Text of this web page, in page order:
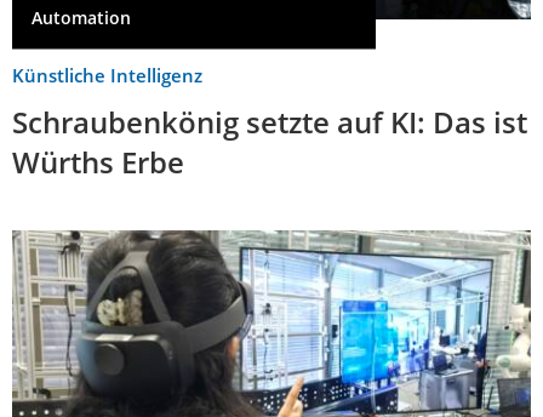
Automation
Künstliche Intelligenz
Schraubenkönig setzte auf KI: Das ist
Würths Erbe